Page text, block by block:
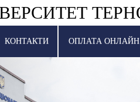
КОНТАКТИ ОПЛАТА ОНЛАЙН